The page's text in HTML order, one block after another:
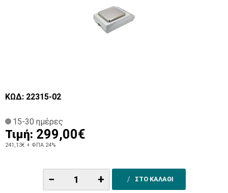
ΚΩΔ: 22315-02
15-30 ημέρες
Τιμή: 299,00€
241,13€ + ΦΠΑ 24%
− + ΣΤΟ ΚΑΛΑΘΙ